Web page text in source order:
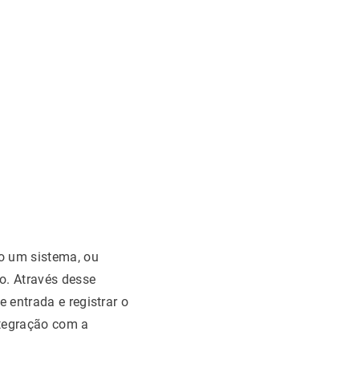
um sistema, ou
Através desse
entrada e registrar o
com a